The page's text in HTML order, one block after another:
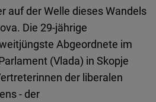
auf der Welle dieses Wandels
Die 29-jährige
Abgeordnete im
(Vlada) in Skopje
der liberalen
- der